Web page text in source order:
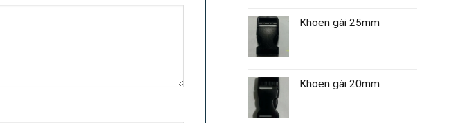
Khoen gài 25mm
Khoen gài 20mm